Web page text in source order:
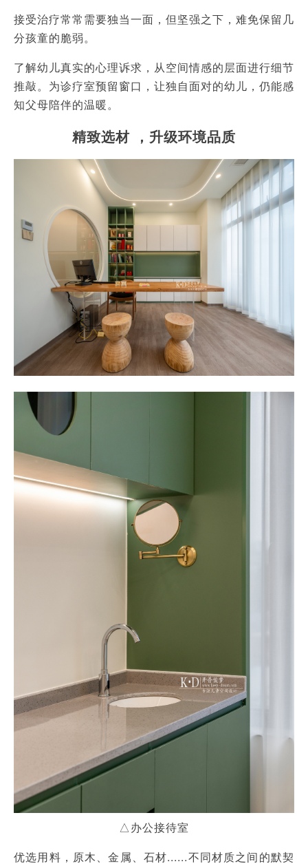
接受治疗常常需要独当一面，但坚强之下，难免保留几
分孩童的脆弱。
了解幼儿真实的心理诉求，从空间情感的层面进行细节
推敲。为诊疗室预留窗口，让独自面对的幼儿，仍能感
知父母陪伴的温暖。
精致选材 ，升级环境品质
△办公接待室
优选用料，原木、金属、石材......不同材质之间的默契